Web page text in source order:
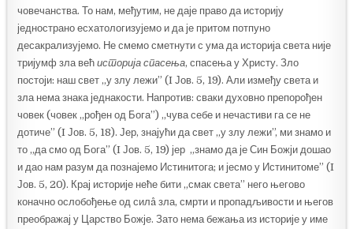
човечанства. То нам, међутим, не даје право да историју
једнострано есхатологизујемо и да је притом потпуно
десакрализујемо. Не смемо сметнути с ума да историја света није
тријумф зла већисторија спасења, спасења у Христу. Зло
постоји: наш свет „у злу лежи” (I Јов. 5, 19). Али између света и
зла нема знака једнакости. Напротив: сваки духовно препорођен
човек (човек „рођен од Бога”) „чува себе и нечастиви га се не
дотиче” (I Јов. 5, 18). Јер, знајући да свет „у злу лежи”, ми знамо и
то „да смо од Бога” (I Јов. 5, 19) јер „знамо да је Син Божји дошао
и дао нам разум да познајемо Истинитога; и јесмо у Истинитоме” (I
Јов. 5, 20). Крај историје неће бити „смак света” него његово
коначно ослобођење од силâ зла, смрти и пропадљивости и његов
преображај у Царство Божје. Зато нема бежања из историје у име